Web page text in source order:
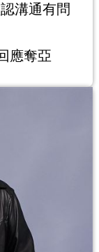
溝通有問
應奪亞